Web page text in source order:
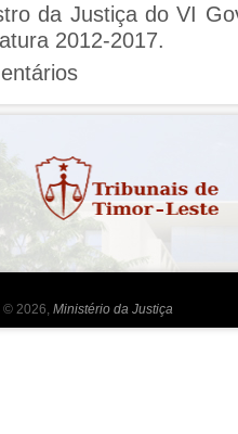
da Justiça do VI
2012-2017.
2026, Ministério da Justiça